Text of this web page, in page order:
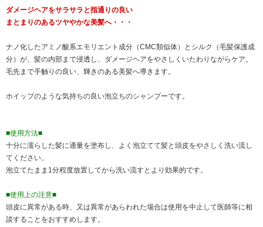
ダメージヘアをサラサラと指通りの良い
まとまりのあるツヤやかな美髪へ・・・
ナノ化したアミノ酸系エモリエント成分（CMC類似体）とシルク（毛髪保護成
分）が、髪の内部まで浸透し、ダメージヘアをやさしくいたわりながらケア。
毛先まで手触りの良い、輝きのある美髪へ導きます。
ホイップのような気持ちの良い泡立ちのシャンプーです。
■使用方法■
十分に濡らした髪に適量を塗布し、よく泡立てて髪と頭皮をやさしく洗い流し
てください。
泡立てたまま1分程度放置してから洗い流すとより効果的です。
■使用上の注意■
頭皮に異常がある時、又は異常があらわれた場合は使用を中止して医師等に相
談することをおすすめします。